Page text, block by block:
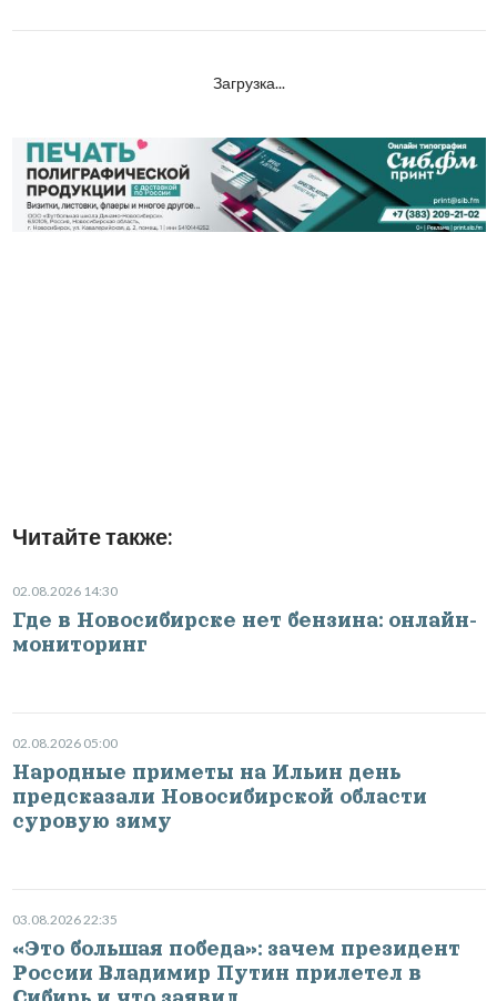
Загрузка...
Читайте также:
02.08.2026 14:30
Где в Новосибирске нет бензина: онлайн-
мониторинг
02.08.2026 05:00
Народные приметы на Ильин день
предсказали Новосибирской области
суровую зиму
03.08.2026 22:35
«Это большая победа»: зачем президент
России Владимир Путин прилетел в